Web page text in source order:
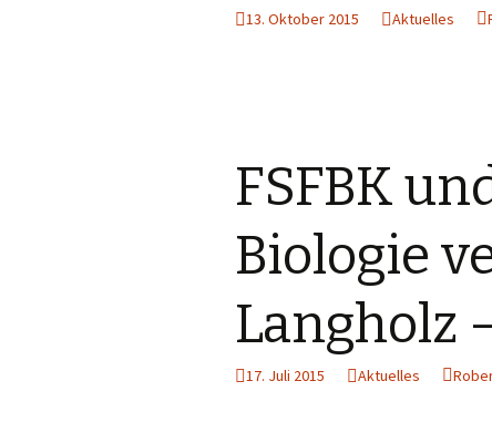
13. Oktober 2015 Aktuelles
FSFBK
Biologie
Langholz
17. Juli 2015 Aktuelles